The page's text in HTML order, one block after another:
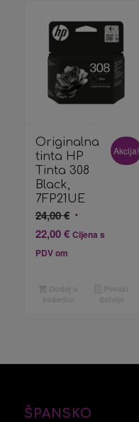
Originalna
tinta HP
Tinta 308
Black,
7FP21UE
24,00€ Izvorna
cijena
22,00€Trenutna
Cijena s
PDV om
Akcija!
ŠPANSKO